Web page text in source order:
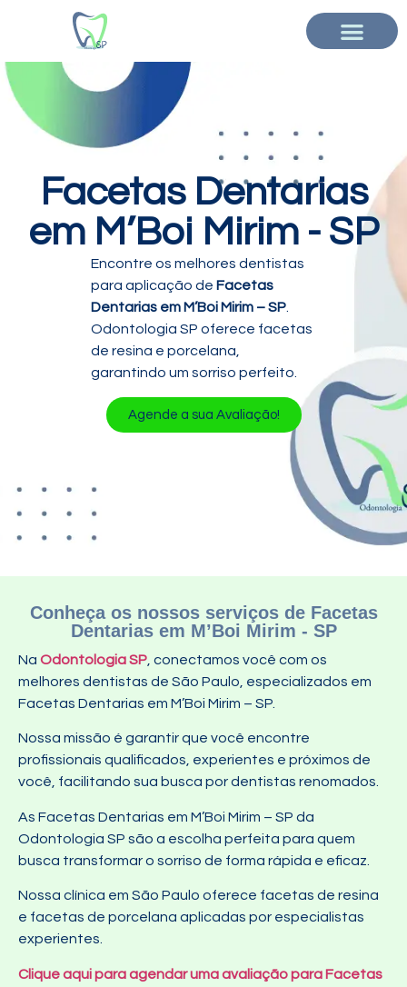
Facetas Dentarias
em M’Boi Mirim - SP
Encontre os melhores dentistas
para aplicação de Facetas
Dentarias em M’Boi Mirim – SP.
Odontologia SP oferece facetas
de resina e porcelana,
garantindo um sorriso perfeito.
Agende a sua Avaliação!
Conheça os nossos serviços de Facetas
Dentarias em M’Boi Mirim - SP
Na Odontologia SP , conectamos você com os
melhores dentistas de São Paulo, especializados em
Facetas Dentarias em M’Boi Mirim – SP.
Nossa missão é garantir que você encontre
profissionais qualificados, experientes e próximos de
você, facilitando sua busca por dentistas renomados.
As Facetas Dentarias em M’Boi Mirim – SP da
Odontologia SP são a escolha perfeita para quem
busca transformar o sorriso de forma rápida e eficaz.
Nossa clínica em São Paulo oferece facetas de resina
e facetas de porcelana aplicadas por especialistas
experientes.
Clique aqui para agendar uma avaliação para Facetas